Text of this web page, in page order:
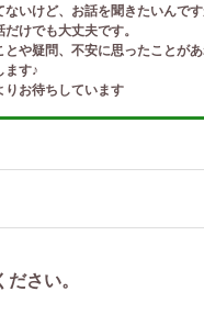
ないけど、お話を聞きたいんで
だけでも大丈夫です。
とや疑問、不安に思ったことが
ます♪
りお待ちしています
さい。